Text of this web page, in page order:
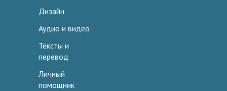
Дизайн
Аудио и видео
Тексты и
перевод
Личный
помощник